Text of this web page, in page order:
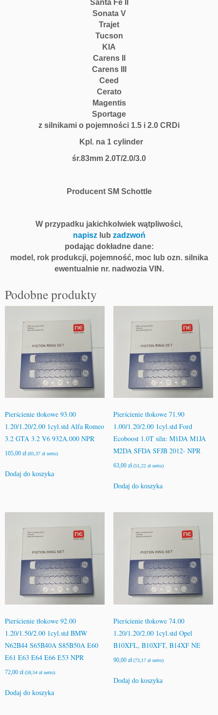
Santa Fe II
Sonata V
Trajet
Tucson
KIA
Carens II
Carens III
Ceed
Cerato
Magentis
Sportage
z silnikami o pojemności 1.5 i 2.0 CRDi
Kpl. na 1 cylinder
śr.83mm 2.0T/2.0/3.0
Producent SM Schottle
W przypadku jakichkolwiek wątpliwości,
napiszlub zadzwoń
podając dokładne dane:
model, rok produkcji, pojemność, moc lub ozn. silnika
ewentualnie nr. nadwozia VIN.
Podobne produkty
Pierścienie tłokowe 93.00
1.20/1.20/2.00 1cyl.std Alfa Romeo
3.2 GTA 3.2 V6 932A.000 NPR
105,00 zł (85,37 zł netto)
Dodaj do koszyka
Pierścienie tłokowe 71.90
1.00/1.20/2.00 1cyl.std Ford
Ecoboost 1.0T siln: M1DA M1JA
M2DA SFDA SFJB 2012- NPR
63,00 zł (51,22 złnetto)
Dodaj do koszyka
Pierścienie tłokowe 92.00
1.20/1.50/2.00 1cyl.std BMW
N62B44 S65B40A S85B50A E60
E61 E63 E64 E66 E53 NPR
72,00 zł (58,54 zł netto)
Dodaj do koszyka
Pierścienie tłokowe 74.00
1.20/1.20/2.00 1cyl.std Opel
B10XFL, B10XFT, B14XF NE
90,00 zł (73,17 złnetto)
Dodaj do koszyka